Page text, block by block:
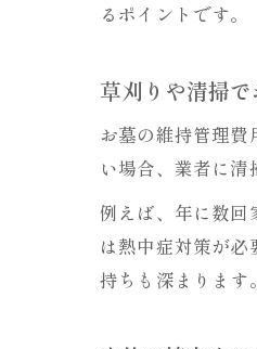
るポイントです。
草刈りや清掃
お墓の維持管理
い場合、業者に
例えば、年に数回
は熱中症対策が
持ちも深まります。